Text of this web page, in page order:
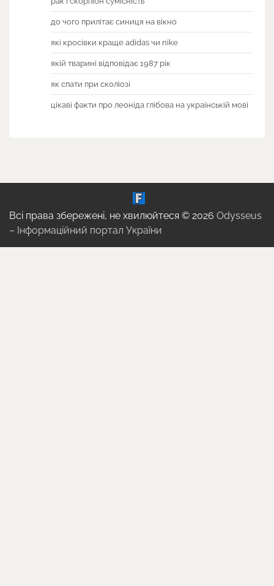
до чого прилітає синиця на вікно
які кросівки краще adidas чи nike
якій тварині відповідає 1987 рік
як спати при сколіозі
цікаві факти про леоніда глібова на українській мові
Всі права збережені, не хвилюйтеся © 2026 Odysseus
– Інформаційний портал України